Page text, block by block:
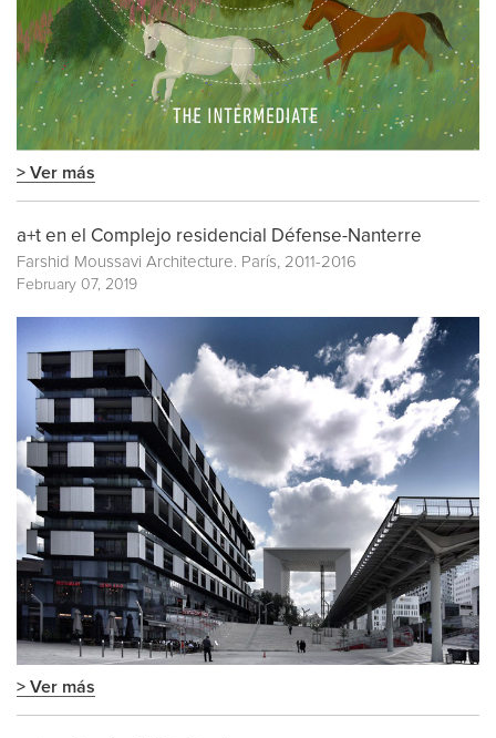
> Ver más
a+t en el Complejo residencial Défense-Nanterre
Farshid Moussavi Architecture. París, 2011-2016
February 07, 2019
> Ver más